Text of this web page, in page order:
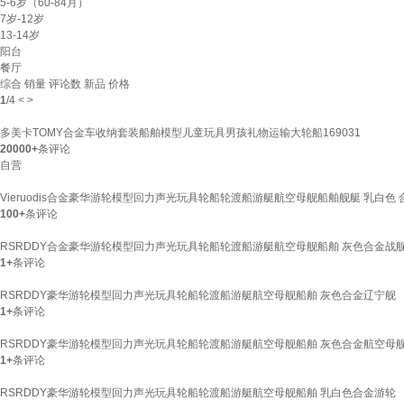
5-6岁（60-84月）
7岁-12岁
13-14岁
阳台
餐厅
综合 销量 评论数 新品 价格
1/4 < >
多美卡TOMY合金车收纳套装船舶模型儿童玩具男孩礼物运输大轮船169031
20000+条评论
自营
Vieruodis合金豪华游轮模型回力声光玩具轮船轮渡船游艇航空母舰船舶舰艇 乳白色
100+条评论
RSRDDY合金豪华游轮模型回力声光玩具轮船轮渡船游艇航空母舰船舶 灰色合金战
1+条评论
RSRDDY豪华游轮模型回力声光玩具轮船轮渡船游艇航空母舰船舶 灰色合金辽宁舰
1+条评论
RSRDDY豪华游轮模型回力声光玩具轮船轮渡船游艇航空母舰船舶 灰色合金航空母
1+条评论
RSRDDY豪华游轮模型回力声光玩具轮船轮渡船游艇航空母舰船舶 乳白色合金游轮